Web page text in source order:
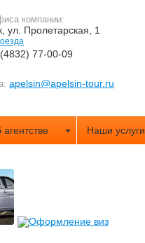
компании:
ул. Пролетарская, 1
77-00-09
apelsin@apelsin-tour.ru
Наши услуги